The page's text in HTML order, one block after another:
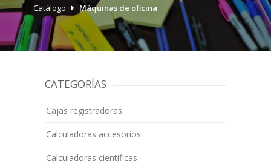
Catálogo Máquinas de oficina
CATEGORÍAS
Cajas registradoras
Calculadoras accesorios
Calculadoras cientificas